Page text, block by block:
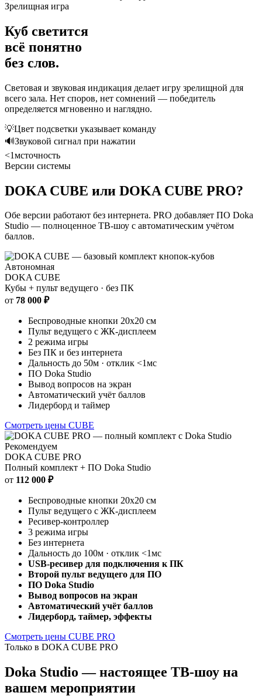
Зрелищная игра
Куб светится
всё понятно
без слов.
Световая и звуковая индикация делает игру зрелищной для
всего зала. Нет споров, нет сомнений — победитель
определяется мгновенно и наглядно.
💡Цвет подсветки указывает команду
🔊Звуковой сигнал при нажатии
<1мсточность
Версии системы
DOKA CUBE или DOKA CUBE PRO?
Обе версии работают без интернета. PRO добавляет ПО Doka
Studio — полноценное ТВ-шоу с автоматическим учётом
баллов.
Автономная
DOKA CUBE
Кубы + пульт ведущего · без ПК
от 78 000 ₽
Беспроводные кнопки 20х20 см
Пульт ведущего с ЖК-дисплеем
2 режима игры
Без ПК и без интернета
Дальность до 50м · отклик <1мс
ПО Doka Studio
Вывод вопросов на экран
Автоматический учёт баллов
Лидерборд и таймер
Смотреть цены CUBE
Рекомендуем
DOKA CUBE PRO
Полный комплект + ПО Doka Studio
от 112 000 ₽
Беспроводные кнопки 20х20 см
Пульт ведущего с ЖК-дисплеем
Ресивер-контроллер
3 режима игры
Без интернета
Дальность до 100м · отклик <1мс
USB-ресивер для подключения к ПК
Второй пульт ведущего для ПО
ПО Doka Studio
Вывод вопросов на экран
Автоматический учёт баллов
Лидерборд, таймер, эффекты
Смотреть цены CUBE PRO
Только в DOKA CUBE PRO
Doka Studio — настоящее ТВ-шоу на
вашем мероприятии